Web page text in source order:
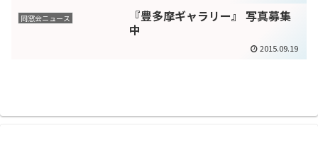
同窓会ニュース
『豊多摩ギャラリー』 写真募集
中
2015.09.19